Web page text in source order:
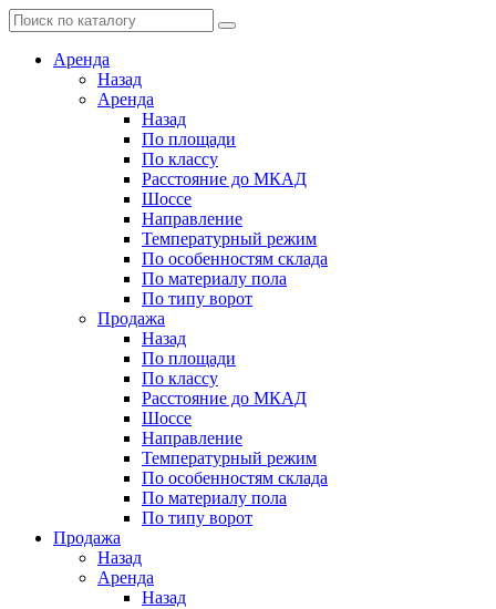
Аренда
Назад
Аренда
Назад
По площади
По классу
Расстояние до МКАД
Шоссе
Направление
Температурный режим
По особенностям склада
По материалу пола
По типу ворот
Продажа
Назад
По площади
По классу
Расстояние до МКАД
Шоссе
Направление
Температурный режим
По особенностям склада
По материалу пола
По типу ворот
Продажа
Назад
Аренда
Назад